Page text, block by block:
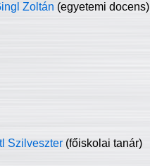
Zoltán (egyetemi docens)
Szilveszter (főiskolai tanár)